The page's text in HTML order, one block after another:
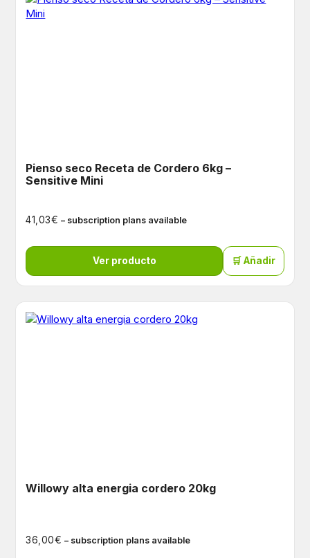
Pienso seco Receta de Cordero 6kg –
Sensitive Mini
41,03€ – subscription plans available
Ver producto 🛒 Añadir
Willowy alta energia cordero 20kg
36,00€ – subscription plans available